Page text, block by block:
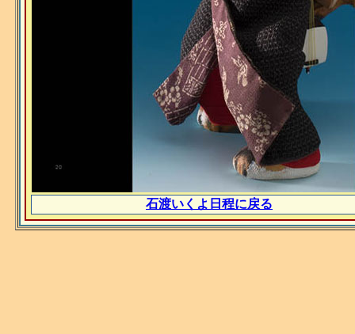
石渡いくよ日程に戻る